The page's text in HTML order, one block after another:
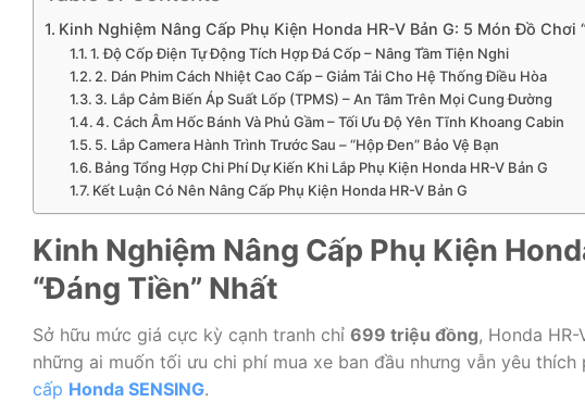
Kinh Nghiệm Nâng Cấp Phụ Kiện Honda HR-V Bản G: 5 Món Đồ Chơi
1. Độ Cốp Điện Tự Động Tích Hợp Đá Cốp – Nâng Tầm Tiện Nghi
2. Dán Phim Cách Nhiệt Cao Cấp – Giảm Tải Cho Hệ Thống Điều Hòa
3. Lắp Cảm Biến Áp Suất Lốp (TPMS) – An Tâm Trên Mọi Cung Đường
4. Cách Âm Hốc Bánh Và Phủ Gầm – Tối Ưu Độ Yên Tĩnh Khoang Cabin
5. Lắp Camera Hành Trình Trước Sau – “Hộp Đen” Bảo Vệ Bạn
Bảng Tổng Hợp Chi Phí Dự Kiến Khi Lắp Phụ Kiện Honda HR-V Bản G
Kết Luận Có Nên Nâng Cấp Phụ Kiện Honda HR-V Bản G
Kinh Nghiệm Nâng Cấp Phụ Kiện
“Đáng Tiền” Nhất
Sở hữu mức giá cực kỳ cạnh tranh chỉ 699 triệu đồng, Honda
những ai muốn tối ưu chi phí mua xe ban đầu nhưng vẫn yêu
cấp Honda SENSING.